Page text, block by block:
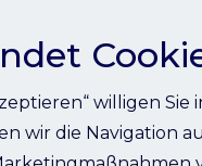
willigen Sie
wir die Navigation